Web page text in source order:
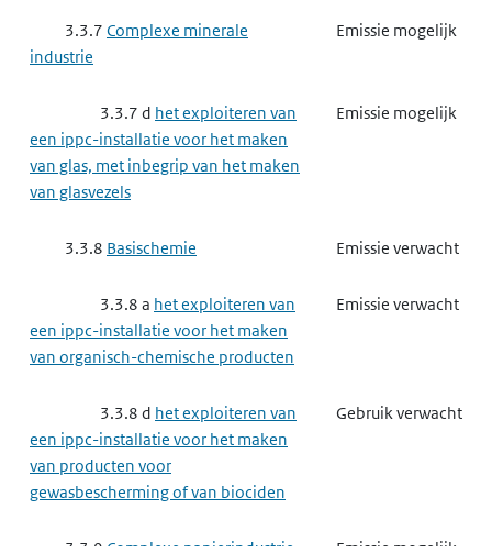
producten van metaal
3.4.6 ahet maken van
elastomeren, verf, lak, drukinkt, lijm,
schoonmaakmiddelen of cosmetica
3.4.7Papierindustrie,
leerindustrie
3.4.7 ghet maken van
producten van papier, karton, hout,
3.3.7 Complexe minerale
industrie
Emissie mogelijk
3.3.7 d het exploiteren van
een ippc-installatie voor het maken
van glas, met inbegrip van het maken
van glasvezels
Emissie mogelijk
3.3.8 Basischemie Emissie verwacht
3.3.8 a het exploiteren van
een ippc-installatie voor het maken
van organisch-chemische producten
Emissie verwacht
3.3.8 d het exploiteren van
een ippc-installatie voor het maken
van producten voor
gewasbescherming of van biociden
Gebruik verwacht
3.3.9 Complexe papierindustrie, Emissie mogelijk